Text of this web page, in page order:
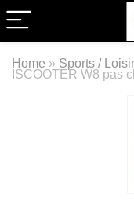
Home » Sports /
ISCOOTER W8 pas